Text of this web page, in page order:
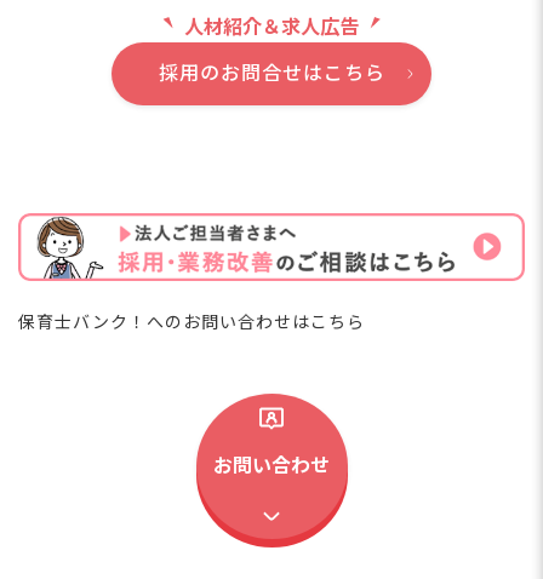
人材紹介＆求人広告
採用のお問合せはこちら
保育士バンク！へのお問い合わせはこちら
お問い合わせ